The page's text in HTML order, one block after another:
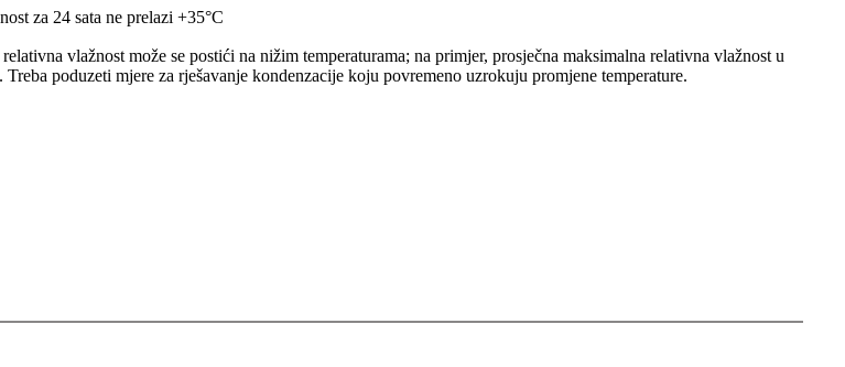
za 24 sata ne prelazi +35°C
vlažnost može se postići na nižim temperaturama; na primjer, prosječna maksimalna relativna vlažnost u
poduzeti mjere za rješavanje kondenzacije koju povremeno uzrokuju promjene temperature.